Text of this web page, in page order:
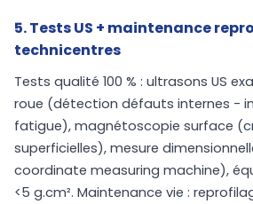
5. Tests US + maintenance
technicentres
Tests qualité 100 % : ultrasons US
roue (détection défauts internes -
fatigue), magnétoscopie surface
superficielles), mesure
coordinate measuring machine),
<5 g.cm². Maintenance vie :